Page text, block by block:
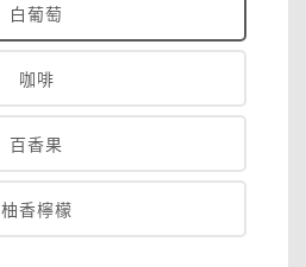
白葡萄
咖啡
百香果
柚香檸檬